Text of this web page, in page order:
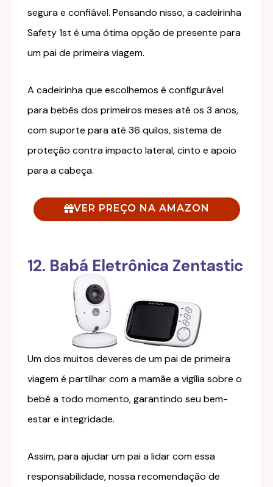
segura e confiável. Pensando nisso, a cadeirinha
Safety 1st é uma ótima opção de presente para
um pai de primeira viagem.
A cadeirinha que escolhemos é configurável
para bebês dos primeiros meses até os 3 anos,
com suporte para até 36 quilos, sistema de
proteção contra impacto lateral, cinto e apoio
para a cabeça.
VER PREÇO NA AMAZON
12. Babá Eletrônica Zentastic
Um dos muitos deveres de um pai de primeira
viagem é partilhar com a mamãe a vigília sobre o
bebê a todo momento, garantindo seu bem-
estar e integridade.
Assim, para ajudar um pai a lidar com essa
responsabilidade, nossa recomendação de